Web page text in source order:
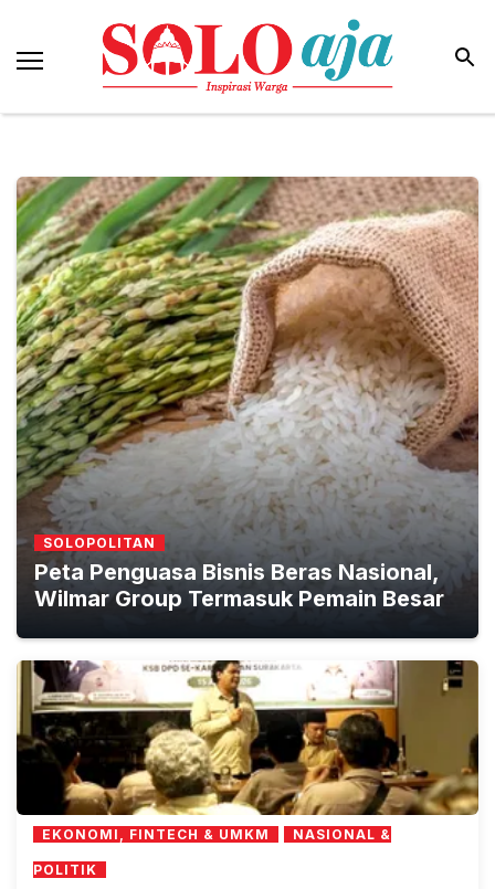
SOLOPOLITAN
Peta Penguasa Bisnis Beras Nasional,
Wilmar Group Termasuk Pemain Besar
EKONOMI, FINTECH & UMKM NASIONAL &
POLITIK